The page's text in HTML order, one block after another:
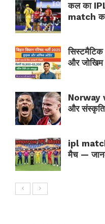
कल का
match का
और जोखिम
Norway
और
ipl
मैच —